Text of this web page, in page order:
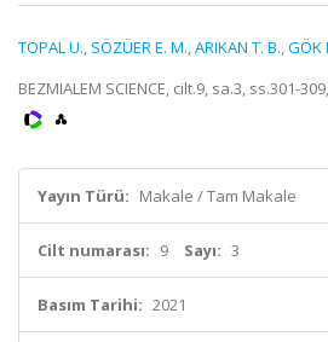
TOPAL U., SÖZÜER E. M.,ARIKAN T. B.,GÖK
BEZMIALEM SCIENCE, cilt.9, sa.3, ss.301-
Yayın Türü: Makale / Tam Makale
Cilt numarası: 9 Sayı: 3
Basım Tarihi: 2021